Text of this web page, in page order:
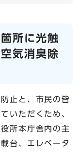
所に光触
気消臭除
止と、市民の皆
いただくため、
所本庁舎内の主
台、エレベータ